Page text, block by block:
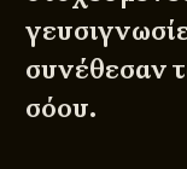
συνέθεσαν
σόου.